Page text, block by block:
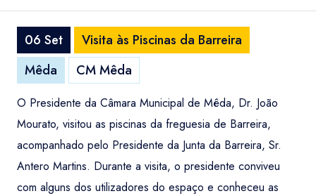
06 Set
Visita às Piscinas da Barreira
Mêda
CM Mêda
O Presidente da Câmara Municipal de Mêda, Dr. João
Mourato, visitou as piscinas da freguesia de Barreira,
acompanhado pelo Presidente da Junta da Barreira, Sr.
Antero Martins. Durante a visita, o presidente conviveu
com alguns dos utilizadores do espaço e conheceu as